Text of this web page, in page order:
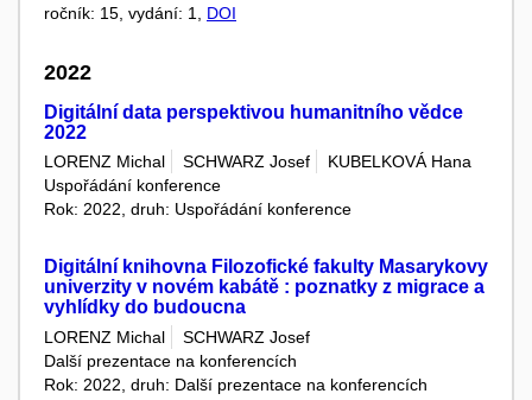
ročník: 15, vydání: 1, DOI
2022
Digitální data perspektivou humanitního vědce
2022
LORENZ Michal SCHWARZ Josef
KUBELKOVÁ Hana
Uspořádání konference
Rok: 2022, druh: Uspořádání konference
Digitální knihovna Filozofické fakulty Masarykovy
univerzity v novém kabátě : poznatky z migrace a
vyhlídky do budoucna
LORENZ Michal
SCHWARZ Josef
Další prezentace na konferencích
Rok: 2022, druh: Další prezentace na konferencích